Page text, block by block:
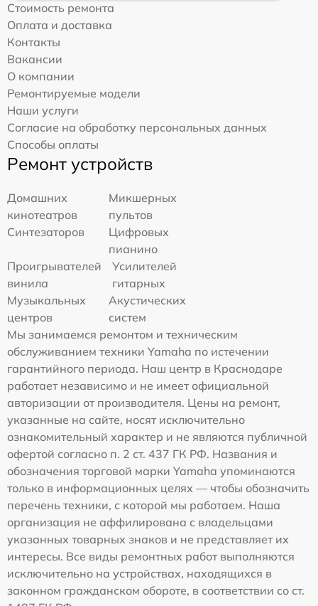
Стоимость ремонта
Оплата и доставка
Контакты
Вакансии
О компании
Ремонтируемые модели
Наши услуги
Согласие на обработку персональных данных
Способы оплаты
Ремонт устройств
Домашних
кинотеатров
Микшерных
пультов
Синтезаторов
Цифровых
пианино
Проигрывателей
винила
Усилителей
гитарных
Музыкальных
центров
Акустических
систем
Мы занимаемся ремонтом и техническим
обслуживанием техники Yamaha по истечении
гарантийного периода. Наш центр в Краснодаре
работает независимо и не имеет официальной
авторизации от производителя. Цены на ремонт,
указанные на сайте, носят исключительно
ознакомительный характер и не являются публичной
офертой согласно п. 2 ст. 437 ГК РФ. Названия и
обозначения торговой марки Yamaha упоминаются
только в информационных целях — чтобы обозначить
перечень техники, с которой мы работаем. Наша
организация не аффилирована с владельцами
указанных товарных знаков и не представляет их
интересы. Все виды ремонтных работ выполняются
исключительно на устройствах, находящихся в
законном гражданском обороте, в соответствии со ст.